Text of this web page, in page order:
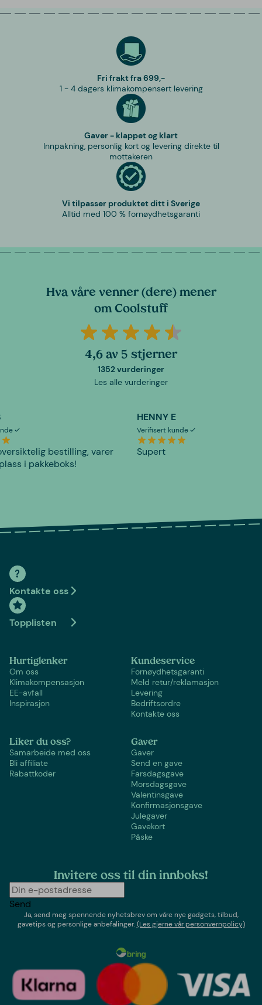
Fri frakt fra 699,-
1 - 4 dagers klimakompensert levering
Gaver - klappet og klart
Innpakning, personlig kort og levering direkte til
mottakeren
Vi tilpasser produktet ditt i Sverige
Alltid med 100 % fornøydhetsgaranti
Hva våre venner (dere) mener
om Coolstuff
4,6 av 5 stjerner
1352 vurderinger
Les alle vurderinger
bestilling, varer
i pakkeboks!
HENNY E
Verifisert kunde
Supert
Kontakte oss
Topplisten
Hurtiglenker
Om oss
Klimakompensasjon
EE-avfall
Inspirasjon
Kundeservice
Fornøydhetsgaranti
Meld retur/reklamasjon
Levering
Bedriftsordre
Kontakte oss
Liker du oss?
Samarbeide med oss
Bli affiliate
Rabattkoder
Gaver
Gaver
Send en gave
Farsdagsgave
Morsdagsgave
Valentinsgave
Konfirmasjonsgave
Julegaver
Gavekort
Påske
Invitere oss til din innboks!
Send
Ja, send meg spennende nyhetsbrev om våre nye gadgets, tilbud,
gavetips og personlige anbefalinger.(Les gjerne vår personvernpolicy)